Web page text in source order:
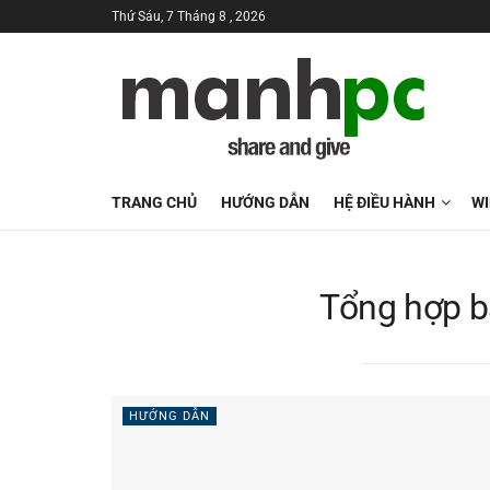
Thứ Sáu, 7 Tháng 8 , 2026
TRANG CHỦ HƯỚNG DẪN HỆ ĐIỀU HÀNH
Tổng hợp
HƯỚNG DẪN